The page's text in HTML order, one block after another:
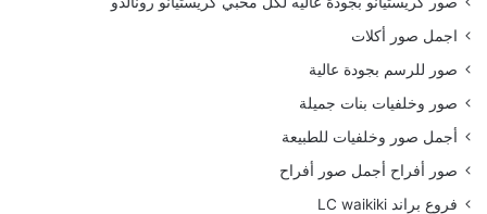
اجمل صور أكلات
صور للرسم بجودة عالية
صور وخلفيات بنات جميلة
أجمل صور وخلفيات للطبيعة
صور أفراح أجمل صور أفراح
فروع براند LC waikiki